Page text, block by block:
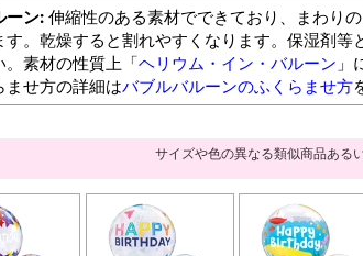
ーン:伸縮性のある素材でできており、まわり
す。乾燥すると割れやすくなります。保湿剤等
。素材の性質上「ヘリウム・イン・バルーン 」
ませ方の詳細はバブルバルーンのふくらませ方
サイズや色の異なる類似商品ある